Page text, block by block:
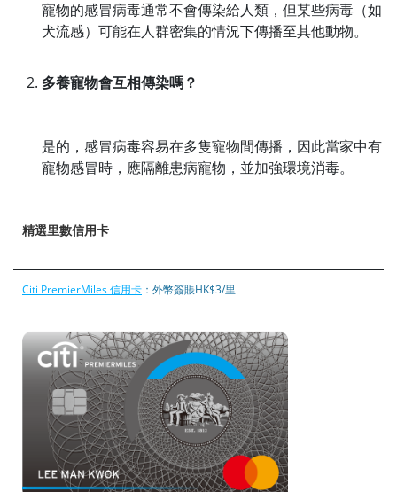
寵物的感冒病毒通常不會傳染給人類，但某些病毒（如
犬流感）可能在人群密集的情況下傳播至其他動物。
多養寵物會互相傳染嗎？
是的，感冒病毒容易在多隻寵物間傳播，因此當家中有
寵物感冒時，應隔離患病寵物，並加強環境消毒。
精選里數信用卡
Citi PremierMiles 信用卡 ：外幣簽賬HK$3/里